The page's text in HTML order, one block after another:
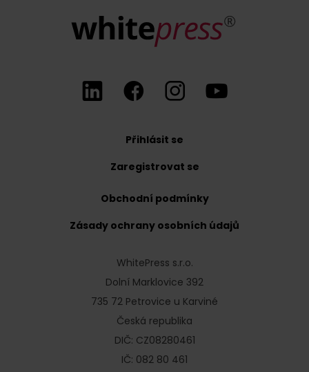
Přihlásit se
Zaregistrovat se
WhitePress s.r.o.
Dolní Marklovice 392
735 72 Petrovice u Karviné
Česká republika
DIČ: CZ08280461
IČ: 082 80 461
Obchodní podmínky
Zásady ochrany osobních údajů